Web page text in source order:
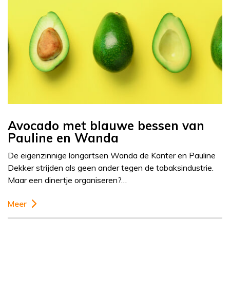
Avocado met blauwe bessen van
Pauline en Wanda
De eigenzinnige longartsen Wanda de Kanter en Pauline
Dekker strijden als geen ander tegen de tabaksindustrie.
Maar een dinertje organiseren?…
Meer